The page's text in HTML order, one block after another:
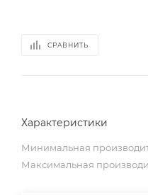
СРАВНИТЬ
Характеристики
Минимальная
Максимальная